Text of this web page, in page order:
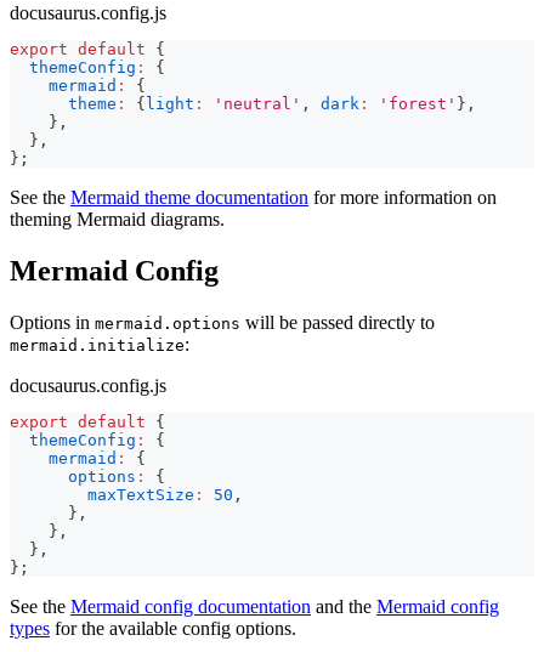
docusaurus.config.js
export default
{
themeConfig :
{
mermaid :
{
theme : { light : 'neutral' , dark : 'forest' } ,
} ,
} ,
} ;
See the Mermaid theme documentation for more information on
theming Mermaid diagrams.
Mermaid Config
Options in mermaid.options will be passed directly to
mermaid.initialize:
docusaurus.config.js
export default
{
themeConfig :
{
mermaid :
{
options :
{
maxTextSize : 50 ,
} ,
} ,
} ,
} ;
See the Mermaid config documentation and the Mermaid config
types for the available config options.